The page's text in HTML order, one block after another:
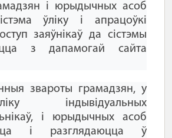
і юрыдычных асоб
ўліку і апрацоўкі
заяўнікаў да сістэмы
з дапамогай сайта
звароты грамадзян, у
індывідуальных
і юрыдычных асоб
і разглядаюцца ў